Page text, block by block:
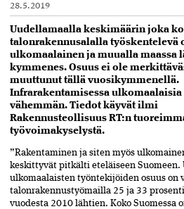
28.5.2019
Uudellamaalla keskimäärin joka
talonrakennusalalla työskentelevä
ulkomaalainen ja muualla maassa
kymmenes. Osuus ei ole
muuttunut tällä vuosikymmenellä.
Infrarakentamisessa ulkomaalaisia
vähemmän. Tiedot käyvät ilmi
Rakennusteollisuus RT:n
työvoimakyselystä.
”Rakentaminen ja siten myös
keskittyvät pitkälti eteläiseen Suomeen.
ulkomaalaisten työntekijöiden osuus on
talonrakennustyömailla 25 ja 33
vuodesta 2010 lähtien. Koko Suomessa